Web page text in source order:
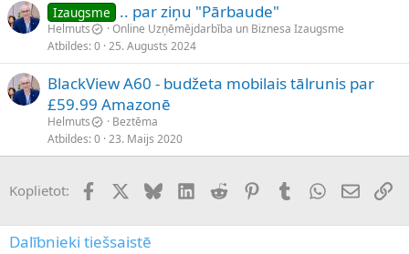
Izaugsme .. par ziņu "Pārbaude"
Helmuts
Online Uzņēmējdarbība un Biznesa Izaugsme
Atbildes 0 25. Augusts 2024
BlackView A60 - budžeta mobilais tālrunis par
£59.99 Amazonē
Helmuts
Beztēma
Atbildes 0 23. Maijs 2020
Koplietot: FacebookX (Twitter)
BlueskyLinkedInReddit PinterestTumblrWhatsApp
E-pasts
Dalībnieki tiešsaistē